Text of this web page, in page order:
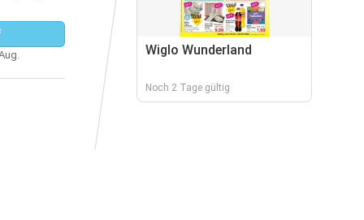
Wiglo Wunderland
Noch 2 Tage gültig